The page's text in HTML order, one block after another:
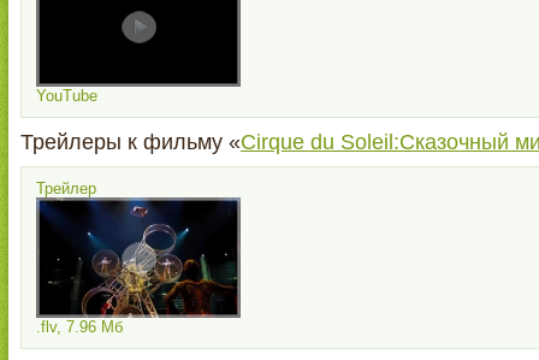
YouTube
Трейлеры к фильму «Cirque du Soleil:Сказочный
Трейлер
.flv, 7.96 Мб